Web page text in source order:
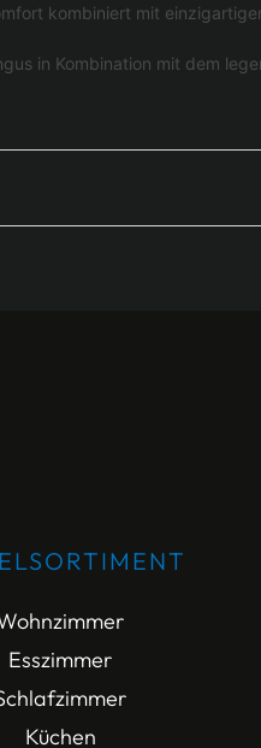
kombiniert mit
in Kombination mit dem
Esszimmer
Küchen